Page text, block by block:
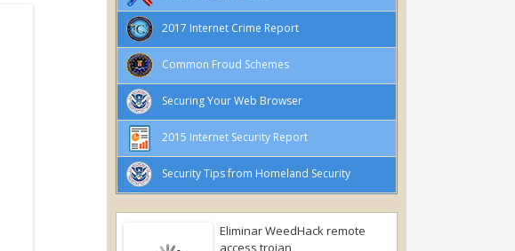
2017 Internet Crime Report
Common Froud Schemes
Securing Your Web Browser
2015 Internet Security Report
Security Tips from Homeland Security
Eliminar WeedHack remote
access trojan